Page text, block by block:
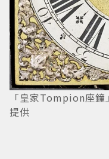
「皇家Tompion座
提供